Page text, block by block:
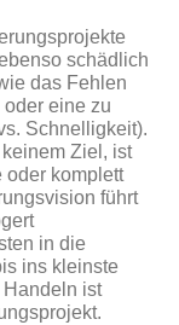
schädlich
das Fehlen
eine zu
Schnelligkeit).
Ziel, ist
oder komplett
führt
in die
ins kleinste
ist